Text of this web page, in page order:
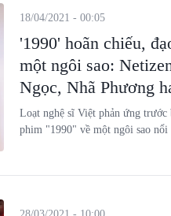
'1990' hoãn chiếu,
một ngôi sao:
Ngọc, Nhã Phương
18/04/2021 - 00:05
Loạt nghệ sĩ Việt phản ứng trước
phim "1990" về một ngôi sao
28/03/2021 - 10:00